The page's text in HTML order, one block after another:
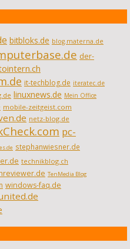
bitbloks.de blog.materna.de
der-
it-techblog.de iteratec.de
linuxnews.de Mein Office
mobile-zeitgeist.com
netz-blog.de
pc-
stephanwiesner.de
technikblog.ch
TenMedia Blog
windows-faq.de